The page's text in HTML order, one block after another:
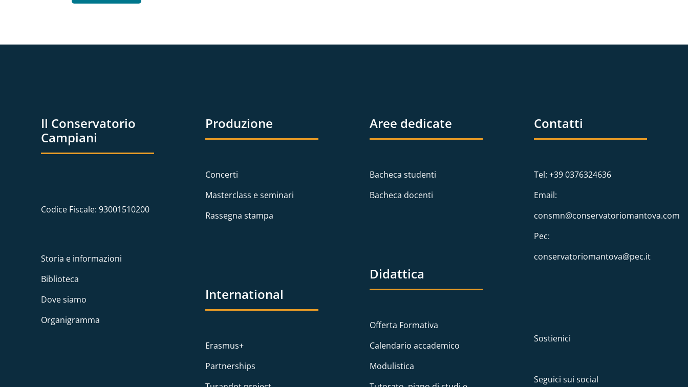
Il Conservatorio
Campiani
Codice Fiscale: 93001510200
Storia e informazioni
Biblioteca
Dove siamo
Organigramma
Produzione
Concerti
Masterclass e seminari
Rassegna stampa
International
Erasmus+
Partnerships
Aree dedicate
Bacheca studenti
Bacheca docenti
Didattica
Offerta Formativa
Calendario accademico
Modulistica
Contatti
Tel: +39 0376324636
Email:
consmn@conservatoriomantova.com
Pec:
conservatoriomantova@pec.it
Sostienici
Seguici sui social